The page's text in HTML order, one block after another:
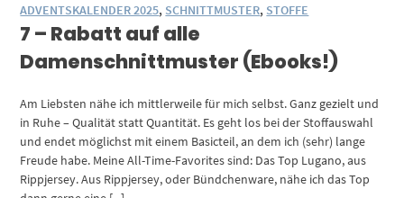
ADVENTSKALENDER 2025, SCHNITTMUSTER, STOFFE
7 – Rabatt auf alle
Damenschnittmuster (Ebooks!)
Am Liebsten nähe ich mittlerweile für mich selbst. Ganz gezielt und
in Ruhe – Qualität statt Quantität. Es geht los bei der Stoffauswahl
und endet möglichst mit einem Basicteil, an dem ich (sehr) lange
Freude habe. Meine All-Time-Favorites sind: Das Top Lugano, aus
Rippjersey. Aus Rippjersey, oder Bündchenware, nähe ich das Top